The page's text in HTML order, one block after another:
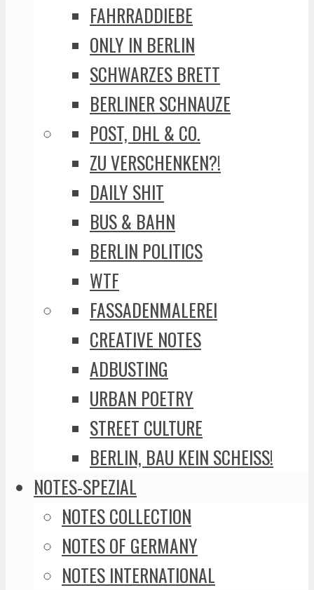
FAHRRADDIEBE
ONLY IN BERLIN
SCHWARZES BRETT
BERLINER SCHNAUZE
POST, DHL & CO.
ZU VERSCHENKEN?!
DAILY SHIT
BUS & BAHN
BERLIN POLITICS
WTF
FASSADENMALEREI
CREATIVE NOTES
ADBUSTING
URBAN POETRY
STREET CULTURE
BERLIN, BAU KEIN SCHEISS!
NOTES-SPEZIAL
NOTES COLLECTION
NOTES OF GERMANY
NOTES INTERNATIONAL